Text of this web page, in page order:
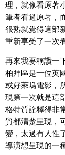
理，就像看原著
筆者看過原著，
很熟就覺得這部
重新享受了一次
再來我要稱讚一
柏拜區是一位英
或好萊塢電影，
現第一次就是這
格特質詮釋得非
質都清楚呈現，
變，太過有人性
導演想呈現的一